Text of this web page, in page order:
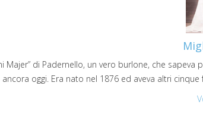
Majer” di Padernello, un vero burlone, che
oggi. Era nato nel 1876 ed aveva altri